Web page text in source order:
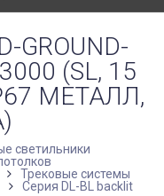
(SL, 15
МЕТАЛЛ,
светильники
Трековые системы
Серия DL-BL backlit